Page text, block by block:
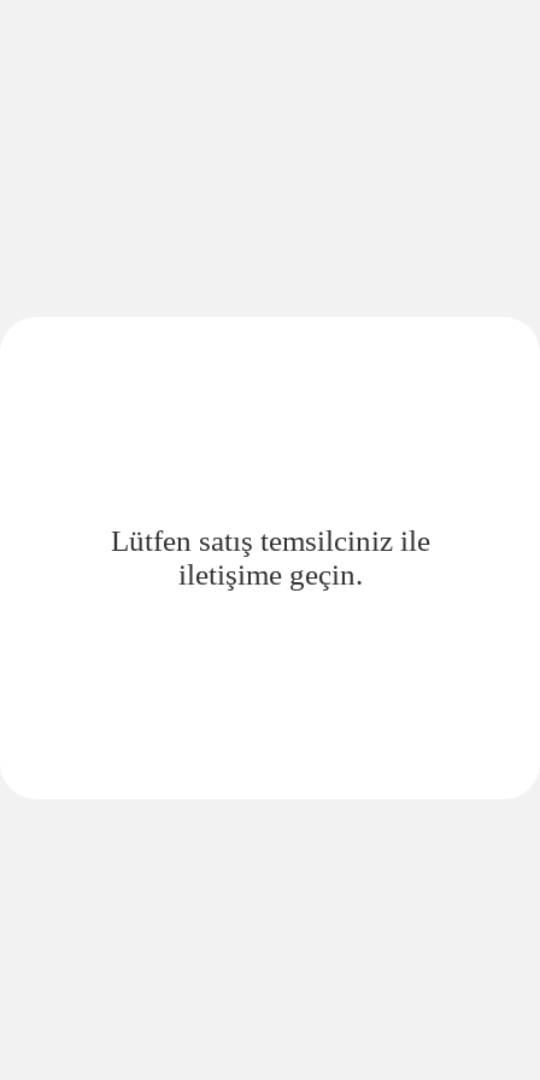
Lütfen satış temsilciniz ile
iletişime geçin.